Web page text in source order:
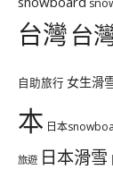
台灣台
自助旅行 女生滑
本 日本
旅遊 日本滑雪